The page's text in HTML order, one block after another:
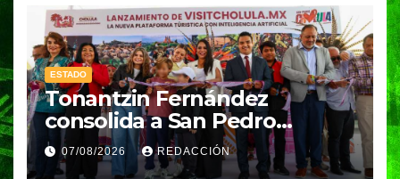
ESTADO
Tonantzin Fernández
consolida a San Pedro
Cholula como referente en
turismo inteligente
07/08/2026 REDACCIÓN